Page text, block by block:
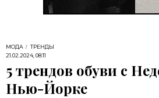
МОДА
ТРЕНДЫ
21.02.2024, 08:11
5 трендов обуви с
Нью-Йорке